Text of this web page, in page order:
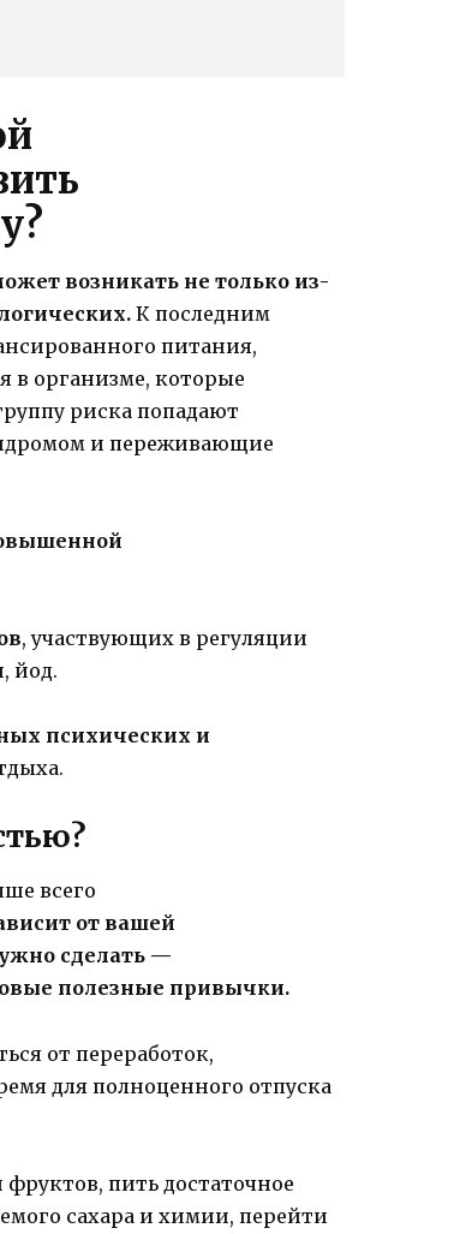
возникать не только из-
К последним
питания,
в организме, которые
риска попадают
и переживающие
, участвующих в регуляции
йод.
психических и
всего
от вашей
сделать —
полезные привычки.
от переработок,
для полноценного отпуска
пить достаточное
сахара и химии, перейти